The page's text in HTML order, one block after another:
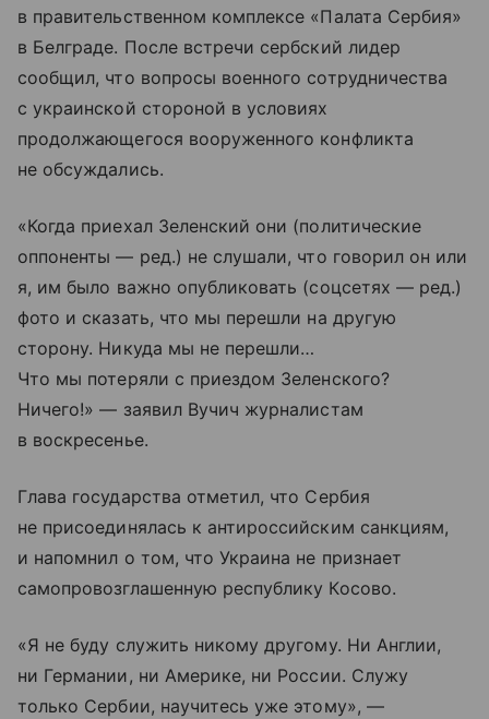
в правительственном комплексе «Палата Сербия»
в Белграде. После встречи сербский лидер
сообщил, что вопросы военного сотрудничества
с украинской стороной в условиях
продолжающегося вооруженного конфликта
не обсуждались.
«Когда приехал Зеленский они (политические
оппоненты — ред.) не слушали, что говорил он или
я, им было важно опубликовать (соцсетях — ред.)
фото и сказать, что мы перешли на другую
сторону. Никуда мы не перешли…
Что мы потеряли с приездом Зеленского?
Ничего!» — заявил Вучич журналистам
в воскресенье.
Глава государства отметил, что Сербия
не присоединялась к антироссийским санкциям,
и напомнил о том, что Украина не признает
самопровозглашенную республику Косово.
«Я не буду служить никому другому. Ни Англии,
ни Германии, ни Америке, ни России. Служу
только Сербии, научитесь уже этому», —